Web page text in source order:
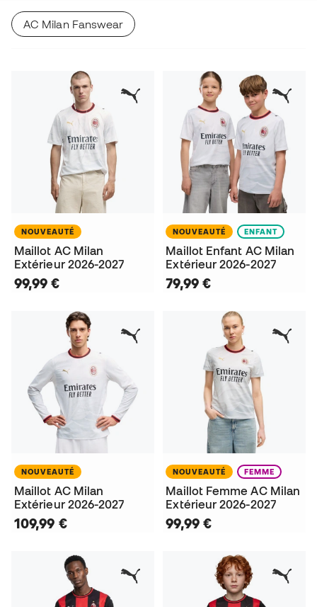
AC Milan Fanswear
NOUVEAUTÉ
Maillot AC Milan
Extérieur 2026-2027
99,99 €
NOUVEAUTÉ ENFANT
Maillot Enfant AC Milan
Extérieur 2026-2027
79,99 €
NOUVEAUTÉ
Maillot AC Milan
Extérieur 2026-2027
109,99 €
NOUVEAUTÉ FEMME
Maillot Femme AC Milan
Extérieur 2026-2027
99,99 €